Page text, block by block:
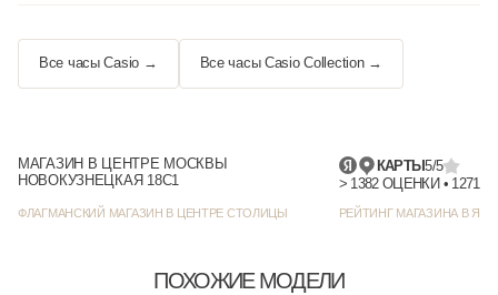
Все часы Casio → Все часы Casio Collection →
МАГАЗИН В ЦЕНТРЕ МОСКВЫ
НОВОКУЗНЕЦКАЯ 18С1
ФЛАГМАНСКИЙ МАГАЗИН В ЦЕНТРЕ СТОЛИЦЫ
КАРТЫ5/5
РЕЙТИНГ МАГАЗИНА В
ПОХОЖИЕ МОДЕЛИ